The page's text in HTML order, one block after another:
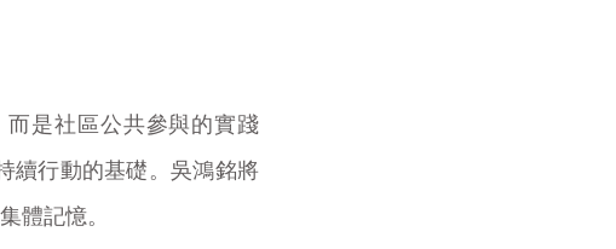
是社區公共參與的實踐
續行動的基礎。吳鴻銘將
體記憶。